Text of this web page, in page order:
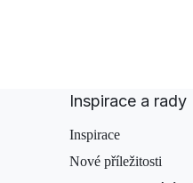
Inspirace a rady
Inspirace
Nové příležitosti